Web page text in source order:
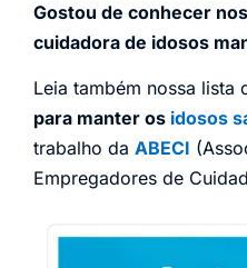
Gostou de conhecer
cuidadora de idosos
Leia também nossa lista
para manter os idosos
trabalho da ABECI
Empregadores de